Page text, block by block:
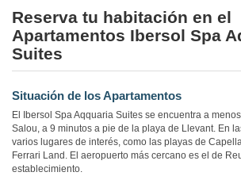
Reserva tu habitación en el
Apartamentos Ibersol Spa
Suites
Situación de los Apartamentos
El Ibersol Spa Aqquaria Suites se encuentra a
Salou, a 9 minutos a pie de la playa de Llevant. En
varios lugares de interés, como las playas de
Ferrari Land. El aeropuerto más cercano es el de
establecimiento.